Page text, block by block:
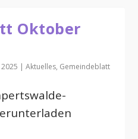
Oktober
|Aktuelles, Gemeindeblatt